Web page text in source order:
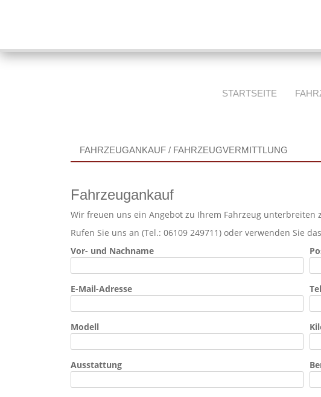
STARTSEITE
FAHRZEUGANKAUF / FAHRZEUGVERMITTLUNG
Fahrzeugankauf
Wir freuen uns ein Angebot zu Ihrem Fahrzeug unterbreiten
Rufen Sie uns an (Tel.: 06109 249711) oder verwenden Sie
Vor- und Nachname
E-Mail-Adresse
Modell
Ausstattung